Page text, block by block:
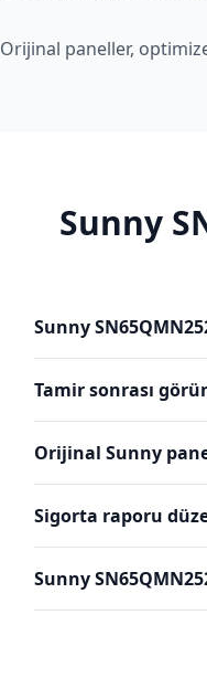
Orijinal paneller,
Sunny
Sunny
Tamir sonrası
Orijinal Sunny
Sigorta raporu
Sunny